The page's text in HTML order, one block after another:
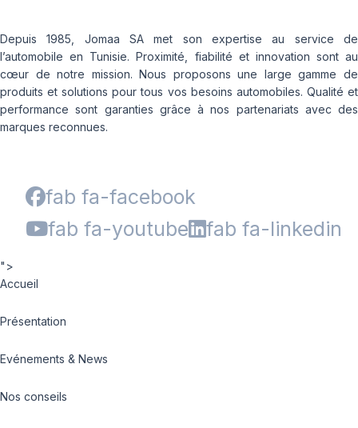
Depuis 1985, Jomaa SA met son expertise au service de
l’automobile en Tunisie. Proximité, fiabilité et innovation sont au
cœur de notre mission. Nous proposons une large gamme de
produits et solutions pour tous vos besoins automobiles. Qualité et
performance sont garanties grâce à nos partenariats avec des
marques reconnues.
fab fa-facebook
fab fa-youtube
fab fa-linkedin
">
Accueil
Présentation
Evénements & News
Nos conseils